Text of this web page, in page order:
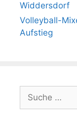
Widdersdorf
Volleyball-
Aufstieg
Suche
nach: